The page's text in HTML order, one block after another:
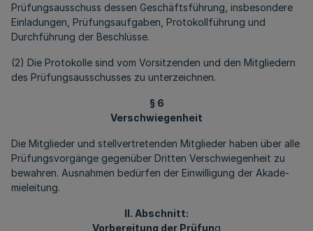
Prüfungsausschuss dessen Geschäftsführung, insbesondere
Einladungen, Prüfungsaufgaben, Protokollführung und
Durchführung der Beschlüsse.
(2) Die Protokolle sind vom Vorsitzenden und den Mitgliedern
des Prüfungsausschusses zu unterzeichnen.
§ 6
Verschwiegenheit
Die Mitglieder und stellvertretenden Mitglieder haben über alle
Prüfungsvorgänge gegenüber Dritten Verschwiegenheit zu
bewahren. Ausnahmen bedürfen der Einwilligung der Aka­de­
mieleitung.
II. Abschnitt:
Vorbereitung der Prüfung